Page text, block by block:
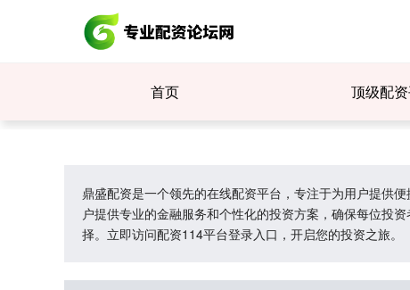
首页 顶级配
鼎盛配资是一个领先的在线配资平台，专注于为用户提供
户提供专业的金融服务和个性化的投资方案，确保每位投
择。立即访问配资114平台登录入口，开启您的投资之旅。